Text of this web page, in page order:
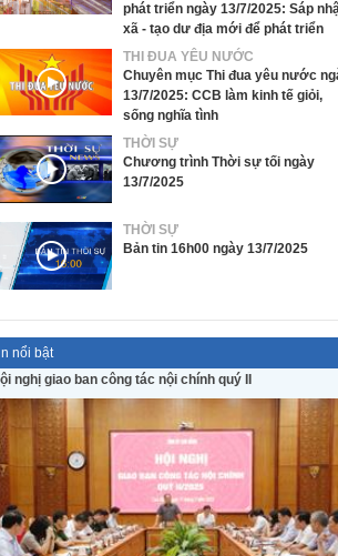
phát triển ngày 13/7/2025: Sáp
xã - tạo dư địa mới để phát triển
THI ĐUA YÊU NƯỚC
Chuyên mục Thi đua yêu nước
13/7/2025: CCB làm kinh tế giỏi,
sống nghĩa tình
THỜI SỰ
Chương trình Thời sự tối ngày
13/7/2025
THỜI SỰ
Bản tin 16h00 ngày 13/7/2025
nổi bật
nghị giao ban công tác nội chính quý II